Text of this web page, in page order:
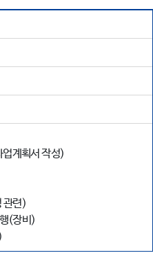
업계획서 작성)
관련)
(장비)